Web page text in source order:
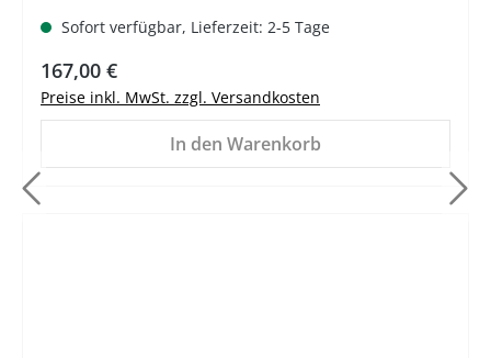
Sofort verfügbar, Lieferzeit: 2-5 Tage
Regulärer Preis:
167,00 €
Preise inkl. MwSt. zzgl. Versandkosten
In den Warenkorb